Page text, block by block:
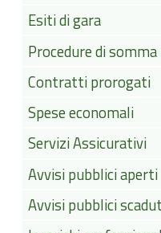
Esiti di gara
Procedure di
Contratti prorogati
Spese economali
Servizi Assicurativi
Avvisi pubblici aperti
Avvisi pubblici